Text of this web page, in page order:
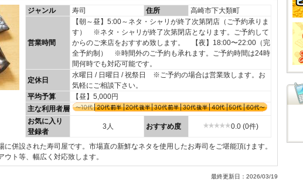
ジャンル 寿司 住所 高崎市下大類町
営業時間
【朝～昼】5:00～ネタ・シャリが終了次第閉店（ご予約承りま
す） ※ネタ・シャリが終了次第閉店となります。ご予約して
からのご来店をおすすめ致します。 【夜】18:00〜22:00（完
全予約制） ※時間外のご予約も承れます。ご予約時間は24時
間何時でも対応可能です。
定休日
水曜日 / 日曜日 / 祝祭日 ※ご予約の場合は営業致します。お
気軽にご相談下さい。
平均予算
【昼】5,000円
主な利用者層
お気に入り
登録者
3人 おすすめ度 0.0 (0件)
併設された寿司屋です。市場直の新鮮なネタを使用したお寿司をご堪能頂けます。
ト等、幅広く対応致します。
最終更新日：2026/03/19